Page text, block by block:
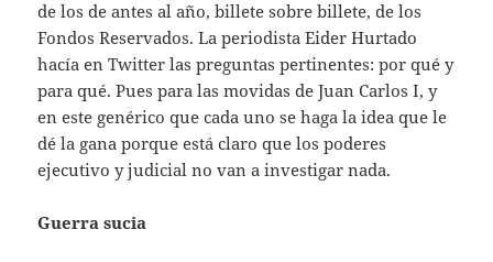
de los de antes al año, billete sobre billete, de los
Fondos Reservados. La periodista Eider Hurtado
hacía en Twitter las preguntas pertinentes: por qué y
para qué. Pues para las movidas de Juan Carlos I, y
en este genérico que cada uno se haga la idea que le
dé la gana porque está claro que los poderes
ejecutivo y judicial no van a investigar nada.
Guerra sucia